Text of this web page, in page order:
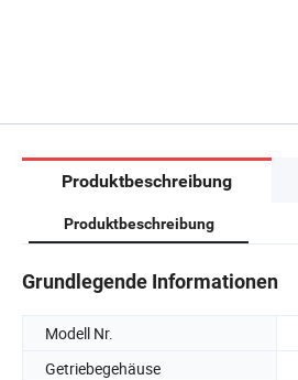
Produktbeschreibung
Produktbeschreibung
Grundlegende Informationen
Modell Nr.
Getriebegehäuse